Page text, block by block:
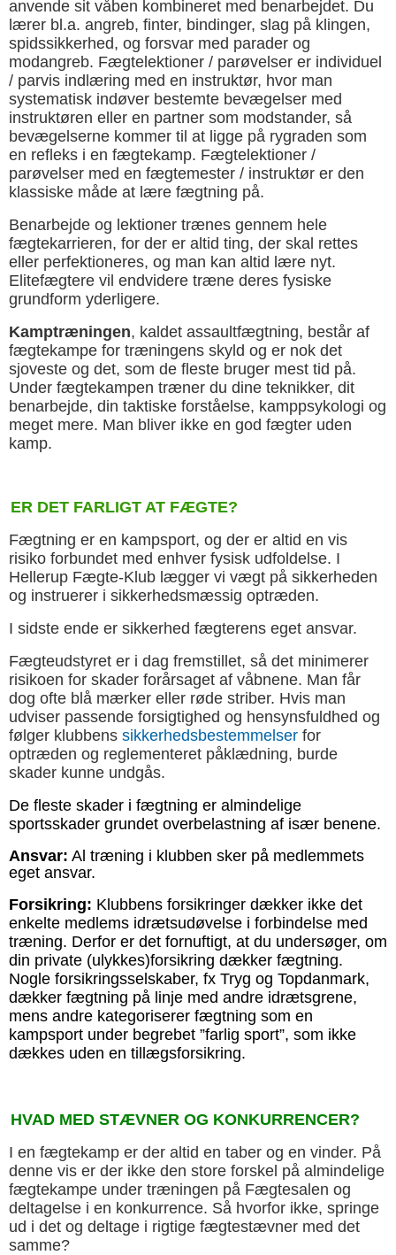
anvende sit våben kombineret med benarbejdet. Du
lærer bl.a. angreb, finter, bindinger, slag på klingen,
spidssikkerhed, og forsvar med parader og
modangreb. Fægtelektioner / parøvelser er individuel
/ parvis indlæring med en instruktør, hvor man
systematisk indøver bestemte bevægelser med
instruktøren eller en partner som modstander, så
bevægelserne kommer til at ligge på rygraden som
en refleks i en fægtekamp. Fægtelektioner /
parøvelser med en fægtemester / instruktør er den
klassiske måde at lære fægtning på.
Benarbejde og lektioner trænes gennem hele
fægtekarrieren, for der er altid ting, der skal rettes
eller perfektioneres, og man kan altid lære nyt.
Elitefægtere vil endvidere træne deres fysiske
grundform yderligere.
Kamptræningen, kaldet assaultfægtning, består af
fægtekampe for træningens skyld og er nok det
sjoveste og det, som de fleste bruger mest tid på.
Under fægtekampen træner du dine teknikker, dit
benarbejde, din taktiske forståelse, kamppsykologi og
meget mere. Man bliver ikke en god fægter uden
kamp.
ER DET FARLIGT AT FÆGTE?
Fægtning er en kampsport, og der er altid en vis
risiko forbundet med enhver fysisk udfoldelse. I
Hellerup Fægte-Klub lægger vi vægt på sikkerheden
og instruerer i sikkerhedsmæssig optræden.
I sidste ende er sikkerhed fægterens eget ansvar.
Fægteudstyret er i dag fremstillet, så det minimerer
risikoen for skader forårsaget af våbnene. Man får
dog ofte blå mærker eller røde striber. Hvis man
udviser passende forsigtighed og hensynsfuldhed og
følger klubbens sikkerhedsbestemmelser for
optræden og reglementeret påklædning, burde
skader kunne undgås.
De fleste skader i fægtning er almindelige
sportsskader grundet overbelastning af især benene.
Ansvar: Al træning i klubben sker på medlemmets
eget ansvar.
Forsikring: Klubbens forsikringer dækker ikke det
enkelte medlems idrætsudøvelse i forbindelse med
træning. Derfor er det fornuftigt, at du undersøger, om
din private (ulykkes)forsikring dækker fægtning.
Nogle forsikringsselskaber, fx Tryg og Topdanmark,
dækker fægtning på linje med andre idrætsgrene,
mens andre kategoriserer fægtning som en
kampsport under begrebet ”farlig sport”, som ikke
dækkes uden en tillægsforsikring.
HVAD MED STÆVNER OG KONKURRENCER?
I en fægtekamp er der altid en taber og en vinder. På
denne vis er der ikke den store forskel på almindelige
fægtekampe under træningen på Fægtesalen og
deltagelse i en konkurrence. Så hvorfor ikke, springe
ud i det og deltage i rigtige fægtestævner med det
samme?